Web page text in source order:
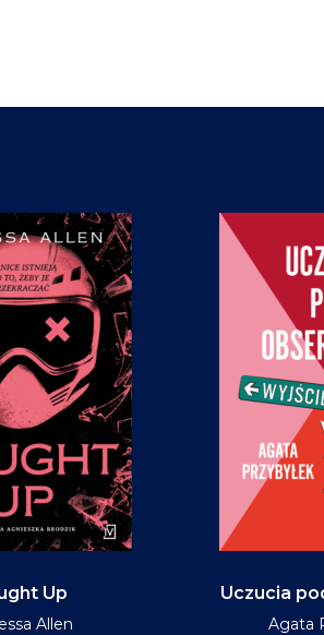
Up
Allen
Uczucia
Agata